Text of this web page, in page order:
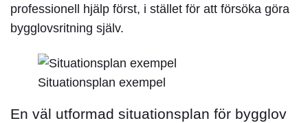
professionell hjälp först, i stället för att försöka göra
bygglovsritning själv.
Situationsplan exempel
En väl utformad situationsplan för bygglov